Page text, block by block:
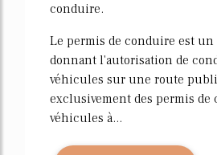
conduire.
Le permis de conduire est
donnant l'autorisation de
véhicules sur une route
exclusivement des permis de
véhicules à...